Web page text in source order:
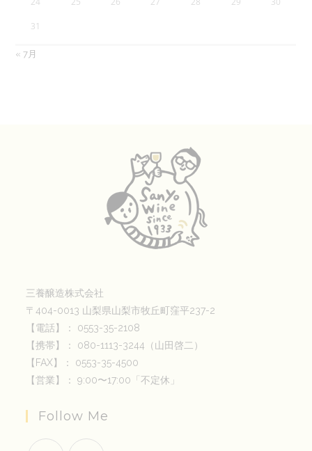
31
« 7月
三養醸造株式会社
〒404-0013 山梨県山梨市牧丘町窪平237-2
【電話】： 0553-35-2108
【携帯】： 080-1113-3244（山田啓二）
【FAX】： 0553-35-4500
【営業】： 9:00〜17:00「不定休」
Follow Me